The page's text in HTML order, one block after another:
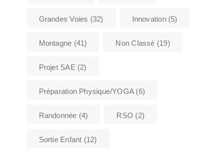
Grandes Voies (32) Innovation(5)
Montagne (41) Non Classé (19)
Projet SAE (2)
Préparation Physique/YOGA(6)
Randonnée (4) RSO (2)
Sortie Enfant (12)